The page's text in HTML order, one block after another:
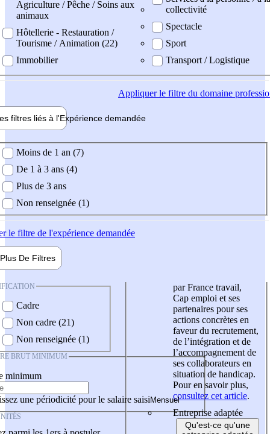
Agriculture / Pêche / Soins aux
animaux
Hôtellerie - Restauration /
Tourisme / Animation (22)
Immobilier
collectivité
Spectacle
Sport
Transport / Logistique
Appliquerle filtre du domaine
filtres liés à l'Expérience demandée
demandée
Moins de 1 an (7)
De 1 à 3 ans (4)
Plus de 3 ans
Non renseignée (1)
le filtre de l'expérience demandée
Plus De Filtres
Cadre
Non cadre (21)
Non renseignée (1)
BRUT MINIMUM
minimum
une périodicité pour le salaire saisi
par France travail,
Cap emploi et ses
partenaires pour ses
actions concrètes en
faveur du recrutement,
de l’intégration et de
l’accompagnement de
ses collaborateurs en
situation de handicap.
Pour en savoir plus,
consultez cet article.
Entreprise adaptée
Qu'est-ce qu'une